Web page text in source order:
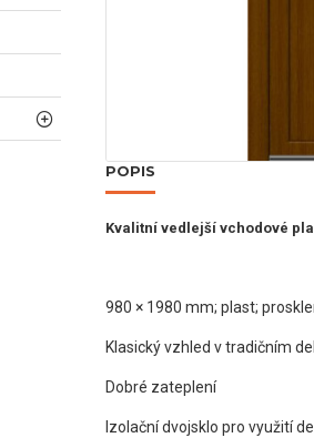
POPIS
Kvalitní vedlejší vchodové
980 × 1980 mm; plast;
Klasický vzhled v tradičním
Dobré zateplení
Izolační dvojsklo pro využití